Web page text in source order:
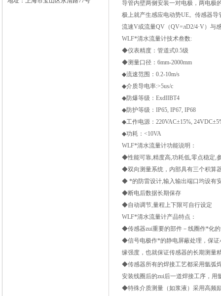
导管内壁两侧安装一对电极，两电极
极上就产生感应电动势UE。传感器
流速V或流量QV（QV=лD2/4·V）与
WLF*清水流量计技术叁数:
◆仪表精度：管道式0.5级
◆测量口径：6mm-2000mm
◆流速范围：0.2-10m/s
◆介质导电率:>5us/c
◆防爆等级：ExdIIBT4
◆防护等级：IP65, IP67, IP68
◆工作电源：220VAC±15%,
◆功耗：<10VA
WLF*清水流量计功能说明：
◆性能可靠,精度高,功耗低,零点稳定,
◆双向测量系统，内部具有三个积算
◆ *的防雷设计,输入输出端口均设有
◆断电后数据长期保存
◆自动调节,量程上下限可自行设定
WLF*清水流量计产品特点：
◆传感器zui重要的部件－线圈作*化
◆信号电极作*的静电屏蔽处理，保证
缘强度，也就保证传感器的长期测量
◆传感器所有的焊接工艺都采用氩弧
安装线圈后的zui后一道焊接工序，
◆特殊介质测量（如浆液）采用高频